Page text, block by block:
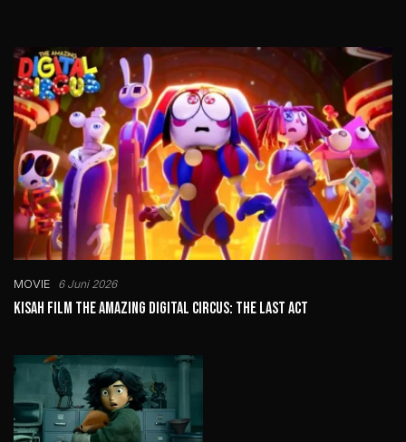
MOVIE 6 Juni 2026
Kisah Film The Amazing Digital Circus: The Last Act